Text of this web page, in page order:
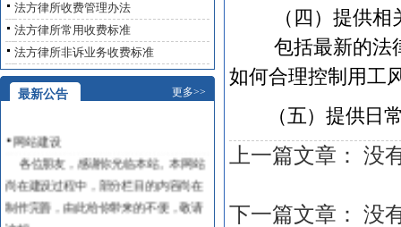
法方律所收费管理办法
法方律所常用收费标准
法方律所非诉业务收费标准
最新公告 更多>>
网站建设
各位朋友，感谢你光临本站。本网站
尚在建设过程中，部分栏目的内容尚在
制作完善，由此给你带来的不便，敬请
谅解。……
（四）提供相
包括最新的法律
如何合理控制用工
（五）提供日常
上一篇文章： 没
下一篇文章： 没